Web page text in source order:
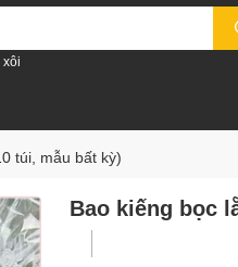
xôi
túi, mẫu bất kỳ)
Bao kiếng bọc